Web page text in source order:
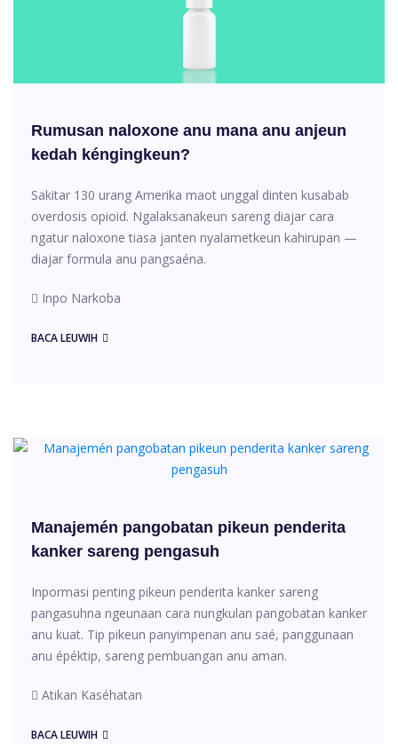
Rumusan naloxone anu mana anu anjeun
kedah kéngingkeun?
Sakitar 130 urang Amerika maot unggal dinten kusabab
overdosis opioid. Ngalaksanakeun sareng diajar cara
ngatur naloxone tiasa janten nyalametkeun kahirupan —
diajar formula anu pangsaéna.
Inpo Narkoba
BACA LEUWIH
Manajemén pangobatan pikeun penderita
kanker sareng pengasuh
Inpormasi penting pikeun penderita kanker sareng
pangasuhna ngeunaan cara nungkulan pangobatan kanker
anu kuat. Tip pikeun panyimpenan anu saé, panggunaan
anu épéktip, sareng pembuangan anu aman.
Atikan Kaséhatan
BACA LEUWIH